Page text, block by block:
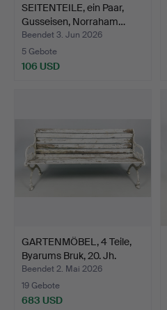
SEITENTEILE, ein Paar,
Gusseisen, Norraham…
Beendet 3. Jun 2026
5 Gebote
106 USD
GARTENMÖBEL, 4 Teile,
Byarums Bruk, 20. Jh.
Beendet 2. Mai 2026
19 Gebote
683 USD